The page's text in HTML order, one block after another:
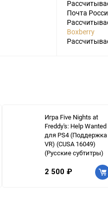
Почта
Boxberry
Игра Five Nights at
Freddy's: Help Wanted
для PS4 (Поддержка
VR) (CUSA 16049)
(Русские субтитры)
2 500 ₽